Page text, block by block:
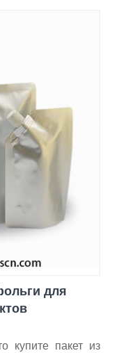
для
купите пакет из